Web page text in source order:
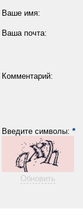
Ваше имя:
Ваша почта:
Комментарий:
Введите символы: *
Обновить